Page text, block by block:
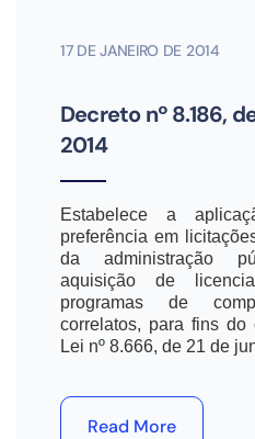
17 DE JANEIRO DE 2014
Decreto nº 8.186,
2014
Estabelece a
preferência em
da administração
aquisição de
programas de
correlatos, para fins do
Lei nº 8.666, de 21 de
Read More